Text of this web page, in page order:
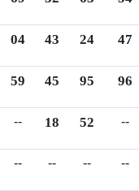
04 43 24 47
59 45 95 96
-- 18 52 --
-- -- -- --